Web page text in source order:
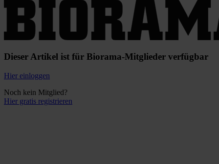
Dieser Artikel ist für Biorama-Mitglieder verfügbar
Hier einloggen
Noch kein Mitglied?
Hier gratis registrieren